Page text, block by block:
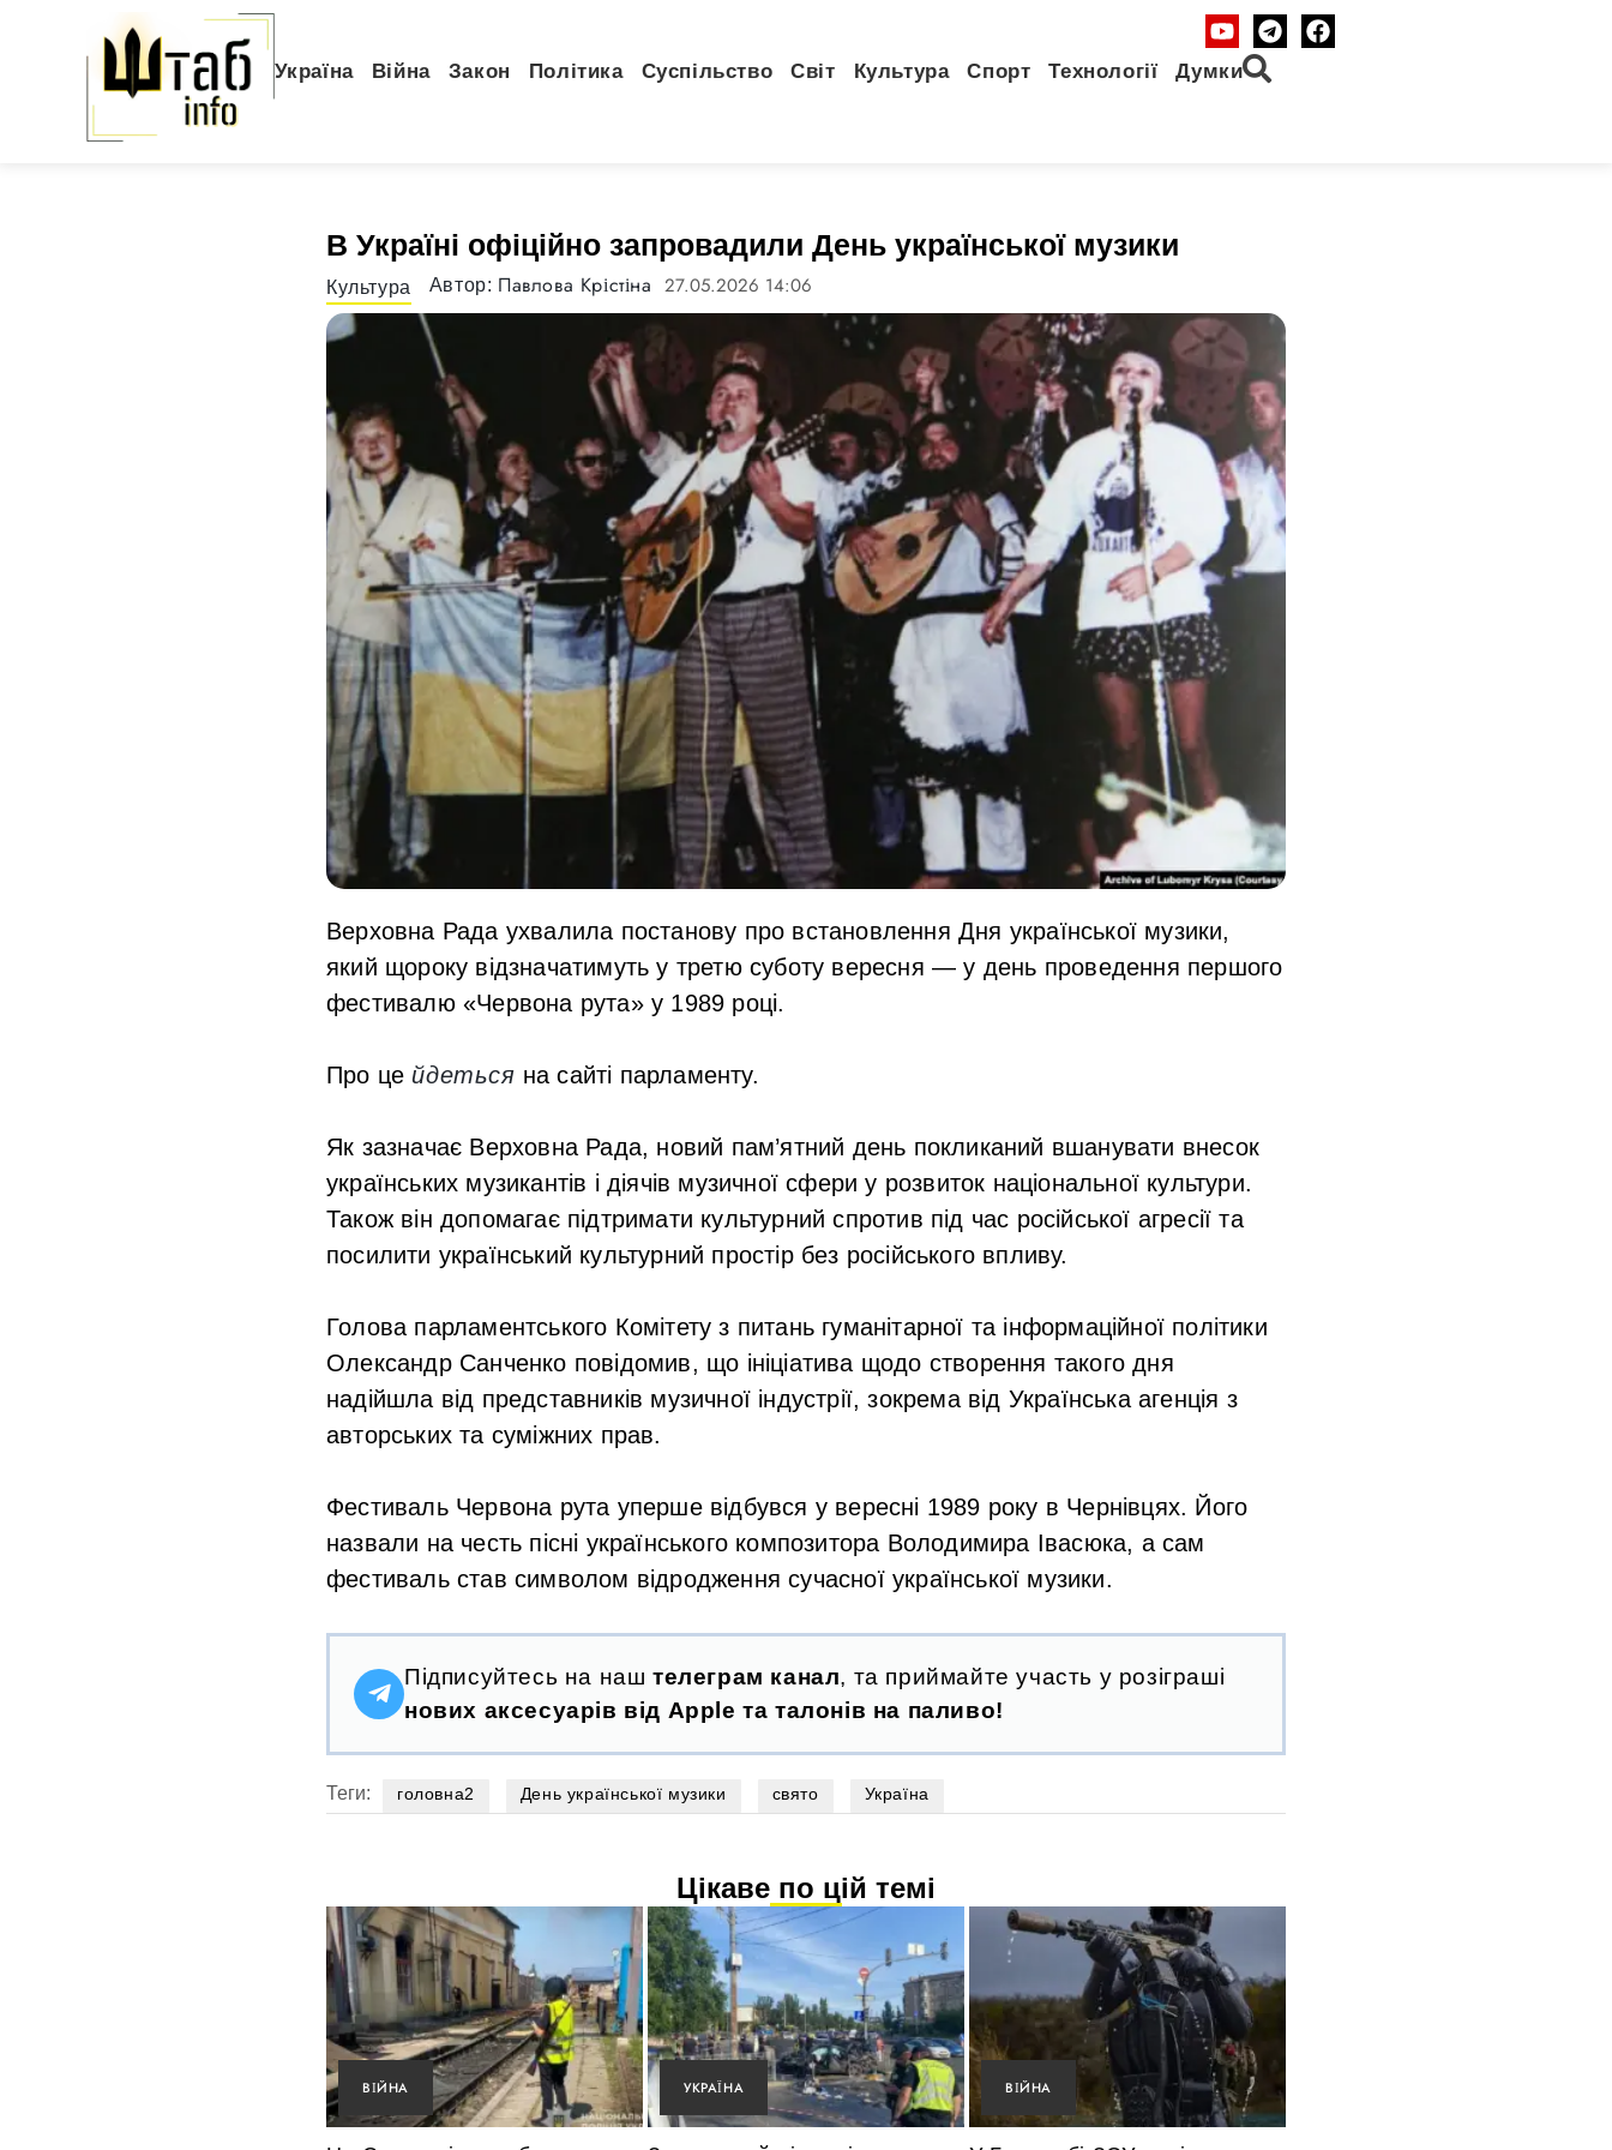
Україна Війна Закон Політика Суспільство Світ Культура Спорт Технології Думки
В Україні офіційно запровадили День української музики
Культура Автор: Павлова Крістіна 27.05.2026 14:06
Верховна Рада ухвалила постанову про встановлення Дня української музики,
який щороку відзначатимуть у третю суботу вересня — у день проведення першого
фестивалю «Червона рута» у 1989 році.
Про це йдеться на сайті парламенту.
Як зазначає Верховна Рада, новий пам’ятний день покликаний вшанувати внесок
українських музикантів і діячів музичної сфери у розвиток національної культури.
Також він допомагає підтримати культурний спротив під час російської агресії та
посилити український культурний простір без російського впливу.
Голова парламентського Комітету з питань гуманітарної та інформаційної політики
Олександр Санченко повідомив, що ініціатива щодо створення такого дня
надійшла від представників музичної індустрії, зокрема від Українська агенція з
авторських та суміжних прав.
Фестиваль Червона рута уперше відбувся у вересні 1989 року в Чернівцях. Його
назвали на честь пісні українського композитора Володимира Івасюка, а сам
фестиваль став символом відродження сучасної української музики.
Підписуйтесь на наш телеграм канал, та приймайте участь у розіграші
нових аксесуарів від Apple та талонів на паливо!
Теги: головна2 День української музики свято Україна
Цікаве по цій темі
ВІЙНА УКРАЇНА ВІЙНА